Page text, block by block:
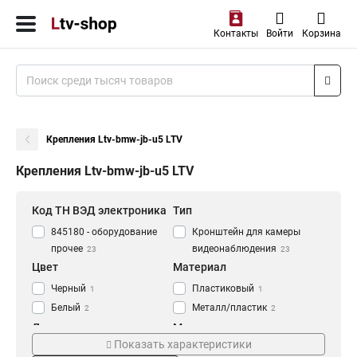
Контакты Войти Корзина
Крепления Ltv-bmw-jb-u5 LTV
Крепления Ltv-bmw-jb-u5 LTV
Код ТН ВЭД электроника
845180 - оборудование
прочее 23
Тип
Кронштейн для камеры
видеонаблюдения 23
Цвет
Черный 1
Белый 2
Материал
Пластиковый 1
Металл/пластик 2
Длина Монтаж
Настенный 4
Показать характеристики